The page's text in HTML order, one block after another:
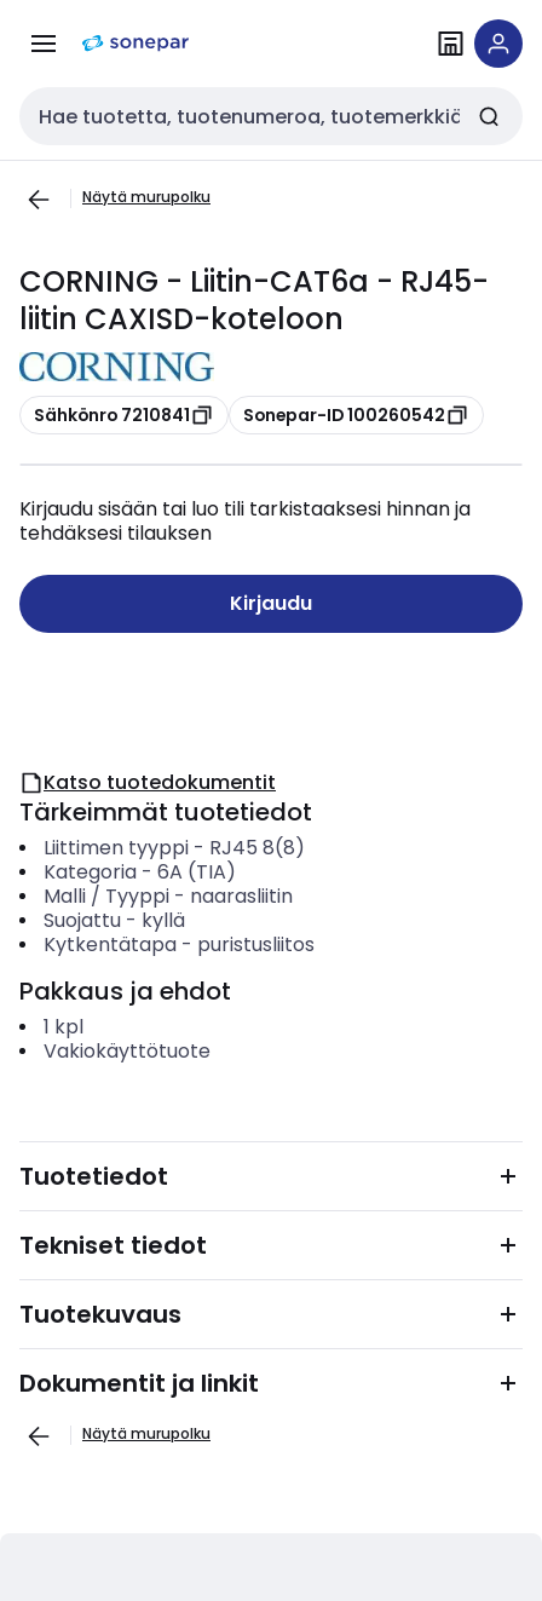
navigointiinsisältöön
Haku
Näytä murupolku
CORNING - Liitin-CAT6a - RJ45-
liitin CAXISD-koteloon
Kopioi
Sähkönro 7210841 Kopioi
Sonepar-ID 100260542
Kirjaudu sisään tai luo tili tarkistaaksesi hinnan ja
tehdäksesi tilauksen
Kirjaudu
Katso tuotedokumentit
Tärkeimmät tuotetiedot
Liittimen tyyppi- RJ45 8(8)
Kategoria- 6A (TIA)
Malli / Tyyppi- naarasliitin
Suojattu- kyllä
Kytkentätapa- puristusliitos
Pakkaus ja ehdot
1 kpl
Vakiokäyttötuote
Tuotetiedot
Tekniset tiedot
Tuotekuvaus
Dokumentit ja linkit
Näytä murupolku